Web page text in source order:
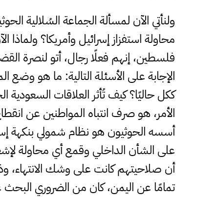
ولنأتي الآن لمسألة الجماعة السُلالية
محاولة استفزاز إسرائيل وأمريكا؟
فلسطين، إنهم فعلًا رجال، أتو لنصرة
الإجابة على الأسئلة التالية: ما هو وضع
ككل حاليًا؟ كيف تُأثر العلاقات
الأمر، هو صرف انتباه المواطنين عن
أسسه الحوثيون هو نظام شمولي بنكهة
على الشأن الداخلي وقمع أي محاولة
أن صلاحيتهم كانت على وشك الانتهاء،
تمامًا عن اليمن، كان من الضروري